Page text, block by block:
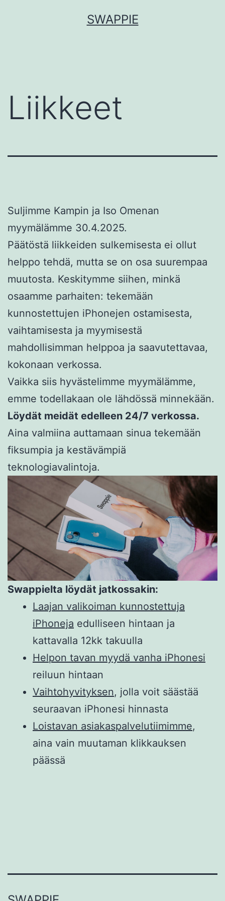
SWAPPIE
Liikkeet
Suljimme Kampin ja Iso Omenan
myymälämme 30.4.2025.
Päätöstä liikkeiden sulkemisesta ei ollut
helppo tehdä, mutta se on osa suurempaa
muutosta. Keskitymme siihen, minkä
osaamme parhaiten: tekemään
kunnostettujen iPhonejen ostamisesta,
vaihtamisesta ja myymisestä
mahdollisimman helppoa ja saavutettavaa,
kokonaan verkossa.
Vaikka siis hyvästelimme myymälämme,
emme todellakaan ole lähdössä minnekään.
Löydät meidät edelleen 24/7 verkossa.
Aina valmiina auttamaan sinua tekemään
fiksumpia ja kestävämpiä
teknologiavalintoja.
Swappielta löydät jatkossakin:
Laajan valikoiman kunnostettuja
iPhoneja edulliseen hintaan ja
kattavalla 12kk takuulla
Helpon tavan myydä vanha iPhonesi
reiluun hintaan
Vaihtohyvityksen, jolla voit säästää
seuraavan iPhonesi hinnasta
Loistavan asiakaspalvelutiimimme,
aina vain muutaman klikkauksen
päässä